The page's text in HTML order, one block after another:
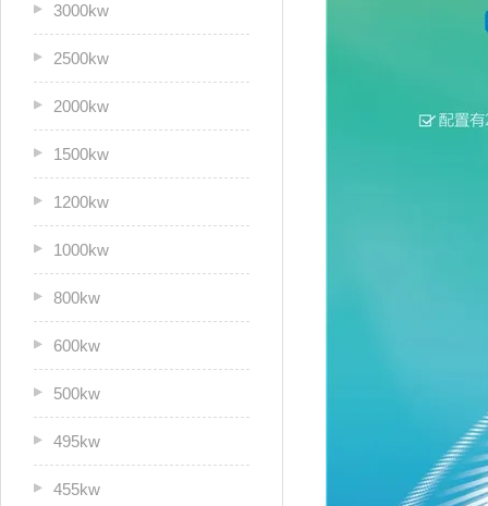
3000kw
2500kw
2000kw
1500kw
1200kw
1000kw
800kw
600kw
500kw
495kw
455kw